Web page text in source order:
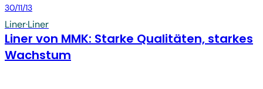
Board & Paper
30/11/13
Liner·Liner
Liner von MMK: Starke Qualitäten, starkes
Wachstum